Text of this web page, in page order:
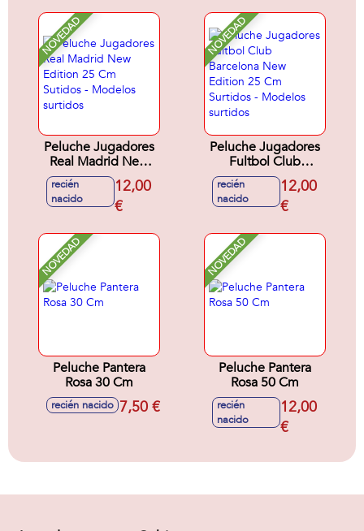
NOVEDAD
Peluche Jugadores
Real Madrid New
Edition 25 Cm
Sutidos - Modelos
surtidos
recién
nacido
12,00
€
NOVEDAD
Peluche Jugadores
Fultbol Club
Barcelona New
Edition 25 Cm
Surtidos - Modelos
recién
nacido
12,00
€
NOVEDAD
Peluche Pantera
Rosa 30 Cm
recién nacido 7,50 €
NOVEDAD
Peluche Pantera
Rosa 50 Cm
recién
nacido
12,00
€